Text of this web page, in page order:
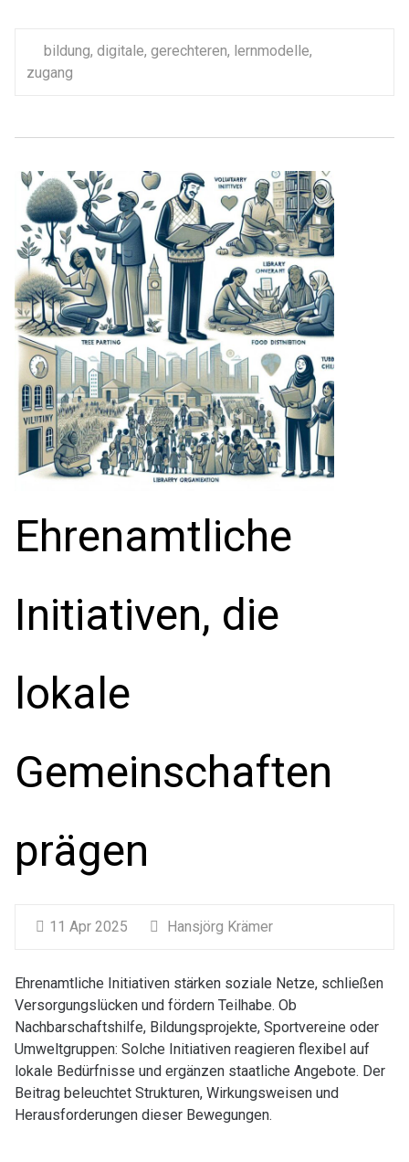
bildung, digitale, gerechteren, lernmodelle,
zugang
Ehrenamtliche
Initiativen, die
lokale
Gemeinschaften
prägen
11 Apr 2025 Hansjörg Krämer
Ehrenamtliche Initiativen stärken soziale Netze, schließen
Versorgungslücken und fördern Teilhabe. Ob
Nachbarschaftshilfe, Bildungsprojekte, Sportvereine oder
Umweltgruppen: Solche Initiativen reagieren flexibel auf
lokale Bedürfnisse und ergänzen staatliche Angebote. Der
Beitrag beleuchtet Strukturen, Wirkungsweisen und
Herausforderungen dieser Bewegungen.